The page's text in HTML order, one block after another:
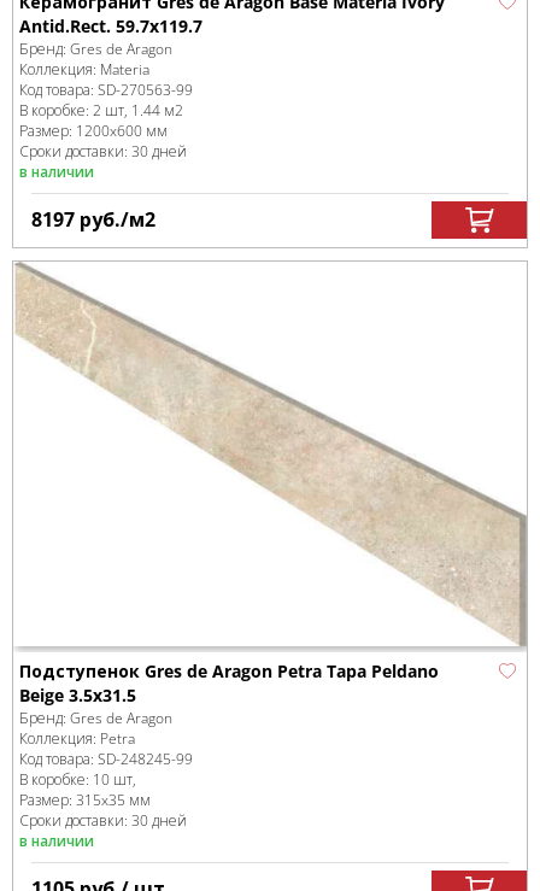
Antid.Rect. 59.7x119.7
Бренд: Gres de Aragon
Коллекция: Materia
Код товара: SD-270563-99
В коробке: 2 шт, 1.44 м2
Размер: 1200x600 мм
Сроки доставки: 30 дней
в наличии
8197 руб./м2
Подступенок Gres de Aragon Petra Tapa Peldano
Beige 3.5x31.5
Бренд: Gres de Aragon
Коллекция: Petra
Код товара: SD-248245-99
В коробке: 10 шт,
Размер: 315x35 мм
Сроки доставки: 30 дней
в наличии